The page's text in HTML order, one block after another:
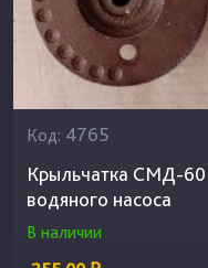
Код: 4765
Крыльчатка СМД-60
водяного насоса
В наличии